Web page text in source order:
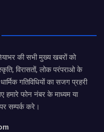
की सभी मुख्य खबरों को
विरासतों, लोक परंपराओ के
गतिविधियों का सजग प्रहरी
फोन नंबर के माध्यम या
सम्पर्क करे।